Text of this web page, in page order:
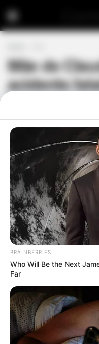
Mãe de
acidente
Raquel Madeira
que tirou a vida
cantora
com novas
acidente. Foi na
dezembro que a
perdeu a vida,
no Algarve,